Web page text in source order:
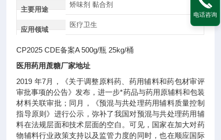
主要用途
矫味剂 黏合剂
应用领域
医疗卫生
CP2025 CDE备案A 500g/瓶 25kg/桶
医用药用蔗糖厂家地址
2019 年7月，《关于调整原料药、药用辅料和药包材审评
审批事项的公告》发布，进一步*药品与药用原辅料和包装
材料关联审批；同月，《预混与共处理药用辅料质量控制
指导原则》进行公示，弥补了我国对预混与共处理药用辅
料在法规层面和技术层面的空白。可见，国家在加大对药
物辅料行业政策支持以及监管力度的同时，也在顺应国际
电话咨询